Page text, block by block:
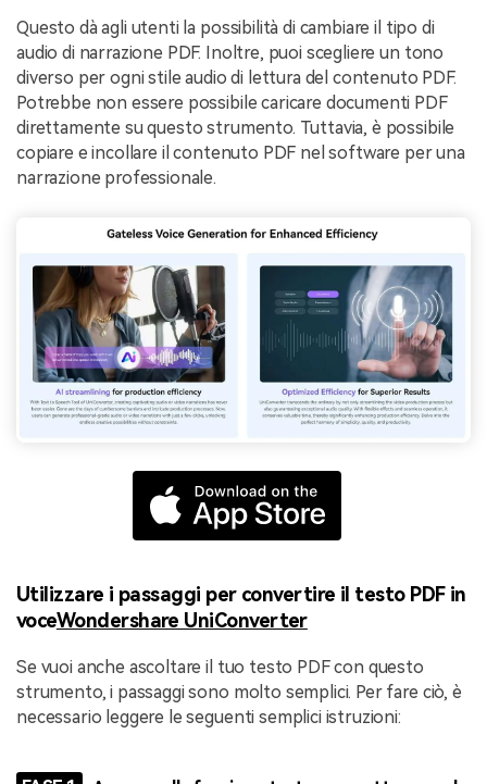
Questo dà agli utenti la possibilità di cambiare il tipo di
audio di narrazione PDF. Inoltre, puoi scegliere un tono
diverso per ogni stile audio di lettura del contenuto PDF.
Potrebbe non essere possibile caricare documenti PDF
direttamente su questo strumento. Tuttavia, è possibile
copiare e incollare il contenuto PDF nel software per una
narrazione professionale.
Utilizzare i passaggi per convertire il testo PDF in
voceWondershare UniConverter
Se vuoi anche ascoltare il tuo testo PDF con questo
strumento, i passaggi sono molto semplici. Per fare ciò, è
necessario leggere le seguenti semplici istruzioni: